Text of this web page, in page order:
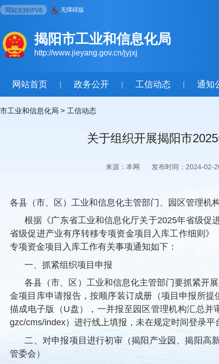
无障碍版
揭阳市工业和信息化局
http://www.jieyang.gov.cn/jyjxj
网站首页 | 政务公开 | 工信动态 | 通知
市工业和信息化局 > 工信动态
关于组织开展揭阳市
来源：本网 发布时间：2024-02-
各县（市、区）工业和信息化主管部门、园区管理机
根据《广东省工业和信息化厅关于2025年省级促
省级促进产业有序转移专项资金项目入库工作细则
专项资金项目入库工作有关事项通知如下：
一、抓紧组织项目申报
各县（市、区）工业和信息化主管部门要抓紧开
金项目库申请报告，按顺序装订成册（项目申报所
描成电子版（U盘），一并报至园区管理机构汇总并
gzc/cms/index）进行线上填报，未在规定时间登录
二、对申报项目进行初审（揭阳产业园、揭阳高
管委会）